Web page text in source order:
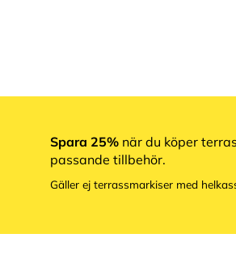
Spara 25%när du köper
passande tillbehör.
Gäller ej terrassmarkiser med